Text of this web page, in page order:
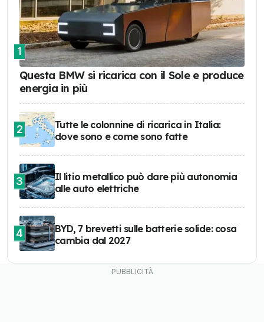
1
Questa BMW si ricarica con il Sole e produce
energia in più
2
Tutte le colonnine di ricarica in Italia:
dove sono e come sono fatte
3
Il litio metallico può dare più autonomia
alle auto elettriche
4
BYD, 7 brevetti sulle batterie solide: cosa
cambia dal 2027